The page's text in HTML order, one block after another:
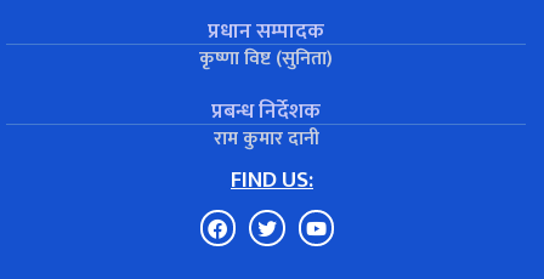
प्रधान सम्पादक
कृष्णा विष्ट (सुनिता)
प्रबन्ध निर्देशक
राम कुमार दानी
FIND US: